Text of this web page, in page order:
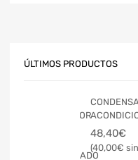
ÚLTIMOS PRODUCTOS
48,40€
40,00€